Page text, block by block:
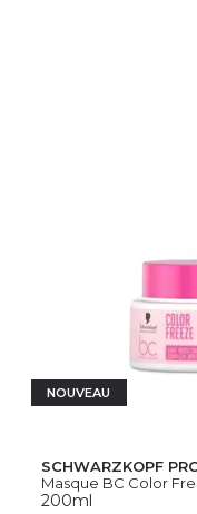
NOUVEAU
SCHWARZKOPF
Masque BC Color
200ml